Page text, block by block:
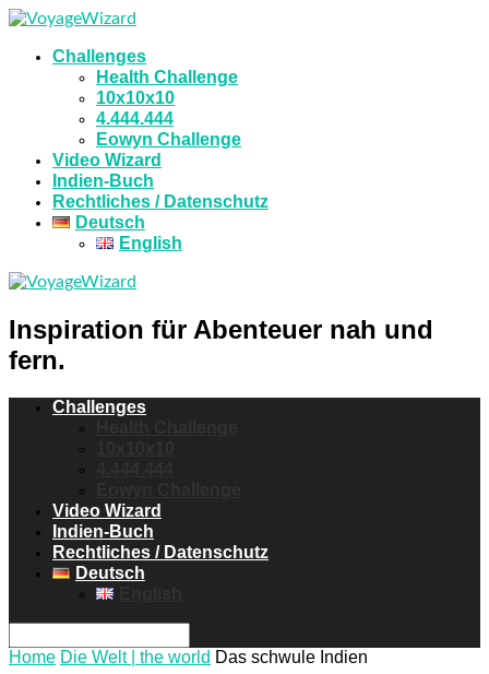
Challenges
Health Challenge
10x10x10
4.444.444
Eowyn Challenge
Video Wizard
Indien-Buch
Rechtliches / Datenschutz
Deutsch
English
Inspiration für Abenteuer nah und
fern.
Challenges
Video Wizard
Indien-Buch
Rechtliches / Datenschutz
Deutsch
Home Die Welt | the world Das schwule Indien